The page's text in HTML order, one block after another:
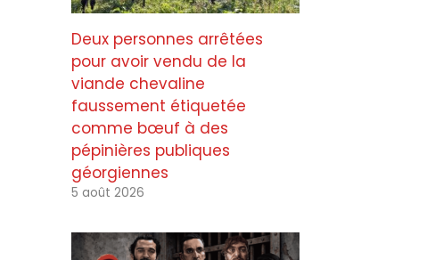
Deux personnes arrêtées
pour avoir vendu de la
viande chevaline
faussement étiquetée
comme bœuf à des
pépinières publiques
géorgiennes
5 août 2026